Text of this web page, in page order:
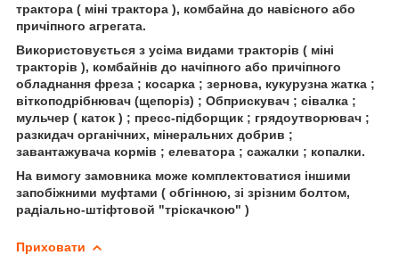
трактора ( міні трактора ), комбайна до навісного або
причіпного агрегата.
Використовується з усіма видами тракторів ( міні
тракторів ), комбайнів до начіпного або причіпного
обладнання фреза ; косарка ; зернова, кукурузна жатка ;
віткоподрібнювач (щепоріз) ; Обприскувач ; сівалка ;
мульчер ( каток ) ; пресс-підборщик ; грядоутворювач ;
разкидач органічних, мінеральних добрив ;
завантажувача кормів ; елеватора ; сажалки ; копалки.
На вимогу замовника може комплектоватися іншими
запобіжними муфтами ( обгінною, зі зрізним болтом,
радіально-штіфтовой "тріскачкою" )
Приховати